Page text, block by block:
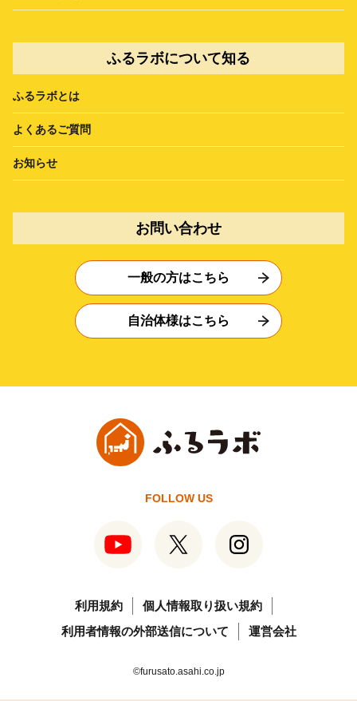
ふるラボについて知る
ふるラボとは
よくあるご質問
お知らせ
お問い合わせ
一般の方はこちら
自治体様はこちら
FOLLOW US
利用規約
個人情報取り扱い規約
利用者情報の外部送信について
運営会社
©furusato.asahi.co.jp